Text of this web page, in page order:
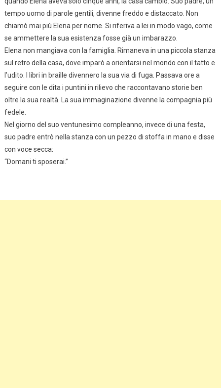
tempo uomo di parole gentili, divenne freddo e distaccato. Non
chiamò mai più Elena per nome. Si riferiva a lei in modo vago, come
se ammettere la sua esistenza fosse già un imbarazzo.
Elena non mangiava con la famiglia. Rimaneva in una piccola stanza
sul retro della casa, dove imparò a orientarsi nel mondo con il tatto e
l’udito. I libri in braille divennero la sua via di fuga. Passava ore a
seguire con le dita i puntini in rilievo che raccontavano storie ben
oltre la sua realtà. La sua immaginazione divenne la compagnia più
fedele.
Nel giorno del suo ventunesimo compleanno, invece di una festa,
suo padre entrò nella stanza con un pezzo di stoffa in mano e disse
con voce secca:
“Domani ti sposerai.”